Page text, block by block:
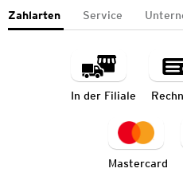
Zahlarten Service
In der Filiale
Mastercard